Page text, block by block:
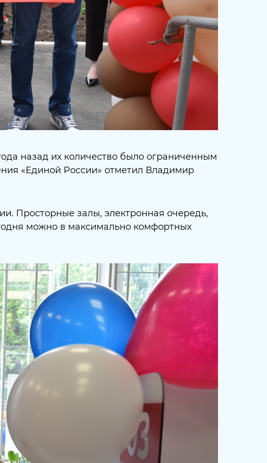
назад их количество было ограниченным
«Единой России» отметил Владимир
Просторные залы, электронная очередь,
можно в максимально комфортных